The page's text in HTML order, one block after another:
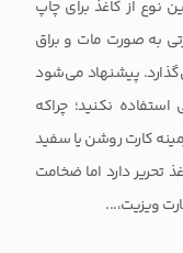
نوع از کاغذ برای چاپ
به صورت مات و براق
پیشنهاد می‌شود
نکنید؛ چراکه
کارت روشن یا سفید
تحریر دارد اما ضخامت
ویزیت،...